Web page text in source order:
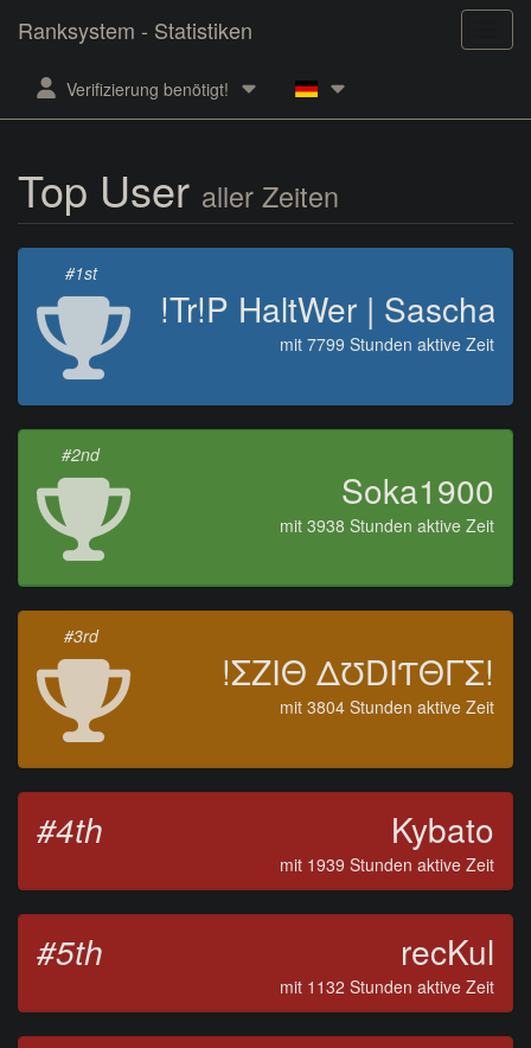
Ranksystem - Statistiken
Verifizierung benötigt!
Top User aller Zeiten
#1st
!Tr!P HaltWer | Sascha
mit 7799 Stunden aktive Zeit
#2nd
Soka1900
mit 3938 Stunden aktive Zeit
#3rd
!ΣZIΘ ΔƱDIƬΘΓΣ!
mit 3804 Stunden aktive Zeit
#4th Kybato
mit 1939 Stunden aktive Zeit
#5th recKul
mit 1132 Stunden aktive Zeit